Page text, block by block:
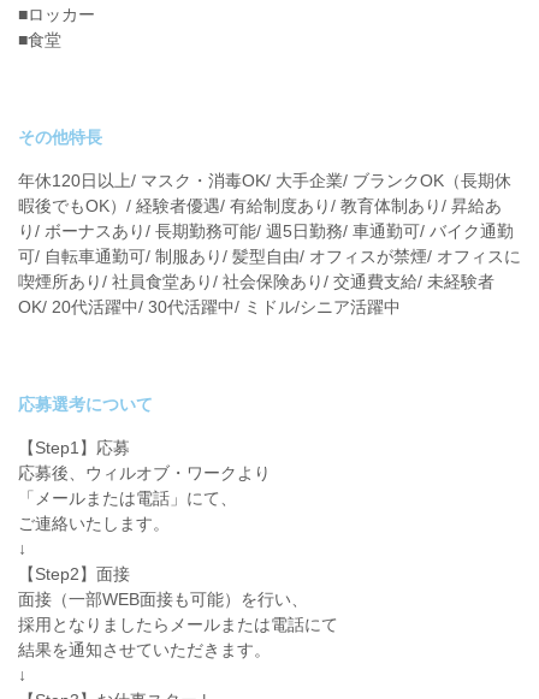
■ロッカー
■食堂
その他特長
年休120日以上/ マスク・消毒OK/ 大手企業/ ブランクOK（長期休
暇後でもOK）/ 経験者優遇/ 有給制度あり/ 教育体制あり/ 昇給あ
り/ ボーナスあり/ 長期勤務可能/ 週5日勤務/ 車通勤可/ バイク通勤
可/ 自転車通勤可/ 制服あり/ 髪型自由/ オフィスが禁煙/ オフィスに
喫煙所あり/ 社員食堂あり/ 社会保険あり/ 交通費支給/ 未経験者
OK/ 20代活躍中/ 30代活躍中/ ミドル/シニア活躍中
応募選考について
【Step1】応募
応募後、ウィルオブ・ワークより
「メールまたは電話」にて、
ご連絡いたします。
↓
【Step2】面接
面接（一部WEB面接も可能）を行い、
採用となりましたらメールまたは電話にて
結果を通知させていただきます。
↓